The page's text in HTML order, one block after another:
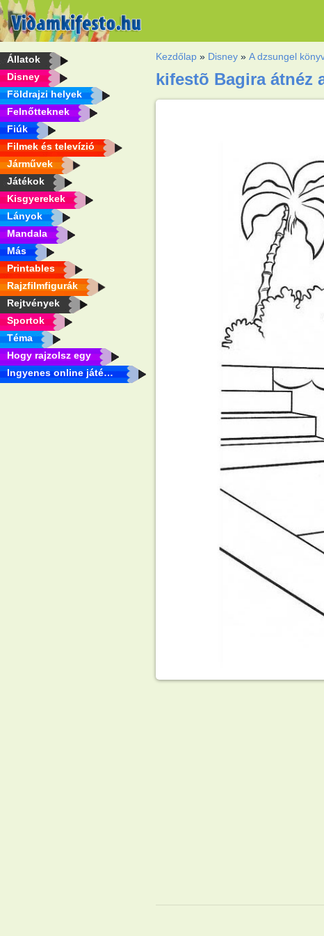
Állatok
Disney
Földrajzi helyek
Felnőtteknek
Fiúk
Filmek és televízió
Járművek
Játékok
Kisgyerekek
Lányok
Mandala
Más
Printables
Rajzfilmfigurák
Rejtvények
Sportok
Téma
Hogy rajzolsz egy
Ingyenes online játékok
Kezdőlap » Disney »A dzsungel
kifestõ Bagira átnéz